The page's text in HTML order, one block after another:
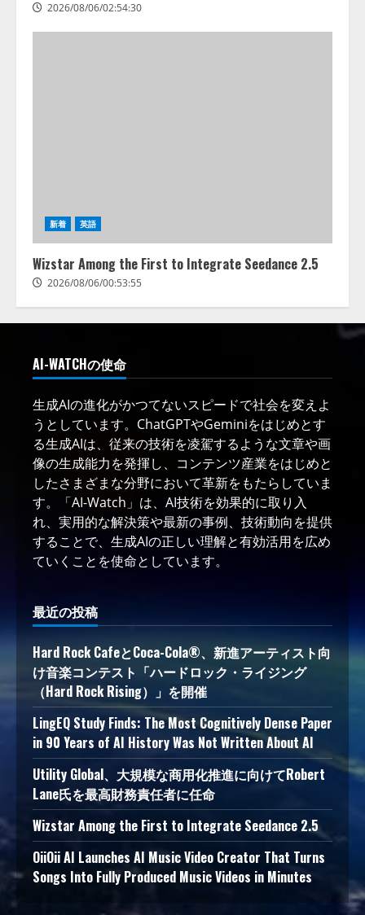
2026/08/06/02:54:30
新着 英語
Wizstar Among the First to Integrate Seedance 2.5
2026/08/06/00:53:55
AI-WATCHの使命
生成AIの進化がかつてないスピードで社会を変えよ
うとしています。ChatGPTやGeminiをはじめとす
る生成AIは、従来の技術を凌駕するような文章や画
像の生成能力を発揮し、コンテンツ産業をはじめと
したさまざまな分野において革新をもたらしていま
す。「AI-Watch」は、AI技術を効果的に取り入
れ、実用的な解決策や最新の事例、技術動向を提供
することで、生成AIの正しい理解と有効活用を広め
ていくことを使命としています。
最近の投稿
Hard Rock CafeとCoca-Cola®、新進アーティスト向
け音楽コンテスト「ハードロック・ライジング
（Hard Rock Rising）」を開催
LingEQ Study Finds: The Most Cognitively Dense Paper
in 90 Years of AI History Was Not Written About AI
Utility Global、大規模な商用化推進に向けてRobert
Lane氏を最高財務責任者に任命
Wizstar Among the First to Integrate Seedance 2.5
OiiOii AI Launches AI Music Video Creator That Turns
Songs Into Fully Produced Music Videos in Minutes